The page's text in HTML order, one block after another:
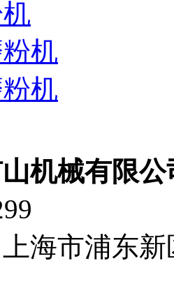
机
机
机械有限公
海市浦东新